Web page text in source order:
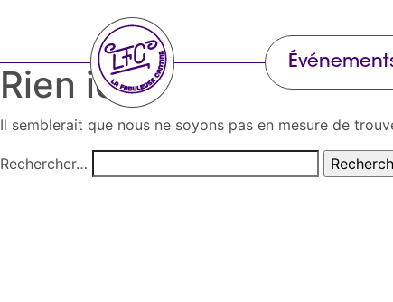
Rien ici
Il semblerait que nous ne soyons pas en mesure de
Rechercher…